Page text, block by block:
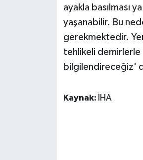
ayakla basılması
yaşanabilir. Bu
gerekmektedir.
tehlikeli demirlerle
bilgilendireceğiz'
Kaynak: İHA